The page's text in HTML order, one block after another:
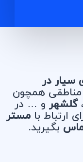
سیار در
مناطقی همچون
،گلشهر و … در
ارتباط بامستر
بگیرید.